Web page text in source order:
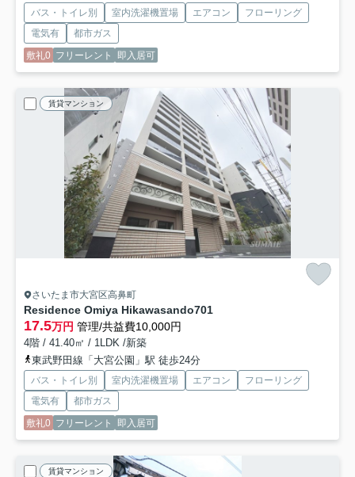
バス・トイレ別 室内洗濯機置場 エアコン
フローリング
電気有
都市ガス
敷礼0 フリーレント 即入居可
賃貸マンション
さいたま市大宮区高鼻町
Residence Omiya Hikawasando701
17.5万円 管理/共益費10,000円
4階 / 41.40㎡ / 1LDK /新築
東武野田線「大宮公園」駅 徒歩24分
バス・トイレ別 室内洗濯機置場 エアコン
フローリング
電気有
都市ガス
敷礼0 フリーレント 即入居可
賃貸マンション